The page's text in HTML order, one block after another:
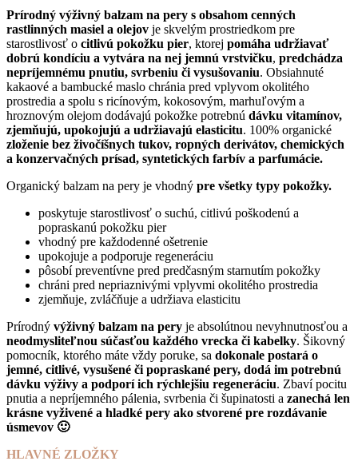
Prírodný výživný balzam na pery s obsahom cenných
rastlinných masiel a olejov je skvelým prostriedkom pre
starostlivosť o citlivú pokožku pier, ktorej pomáha udržiavať
dobrú kondíciu a vytvára na nej jemnú vrstvičku, predchádza
nepríjemnému pnutiu, svrbeniu či vysušovaniu. Obsiahnuté
kakaové a bambucké maslo chránia pred vplyvom okolitého
prostredia a spolu s ricínovým, kokosovým, marhuľovým a
hroznovým olejom dodávajú pokožke potrebnú dávku vitamínov,
zjemňujú, upokojujú a udržiavajú elasticitu. 100% organické
zloženie bez živočíšnych tukov, ropných derivátov, chemických
a konzervačných prísad, syntetických farbív a parfumácie.
Organický balzam na pery je vhodný pre všetky typy pokožky.
poskytuje starostlivosť o suchú, citlivú poškodenú a
popraskanú pokožku pier
vhodný pre každodenné ošetrenie
upokojuje a podporuje regeneráciu
pôsobí preventívne pred predčasným starnutím pokožky
chráni pred nepriaznivými vplyvmi okolitého prostredia
zjemňuje, zvláčňuje a udržiava elasticitu
Prírodný výživný balzam na pery je absolútnou nevyhnutnosťou a
neodmysliteľnou súčasťou každého vrecka či kabelky. Šikovný
pomocník, ktorého máte vždy poruke, sa dokonale postará o
jemné, citlivé, vysušené či popraskané pery, dodá im potrebnú
dávku výživy a podporí ich rýchlejšiu regeneráciu. Zbaví pocitu
pnutia a nepríjemného pálenia, svrbenia či šupinatosti a zanechá len
krásne vyživené a hladké pery ako stvorené pre rozdávanie
úsmevov 🙂
HLAVNÉ ZLOŽKY